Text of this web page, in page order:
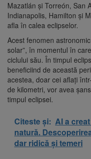
Mazatlán și Torreón, San
Indianapolis, Hamilton și
afla în calea eclipselor.
Acest fenomen
solar”, în momentul în
ciclului său. În timpul
beneficiind de această
acestea, doar cei aflați
de kilometri, vor avea
timpul eclipsei.
Citeste și: AI a
natură.
dar ridică și temeri